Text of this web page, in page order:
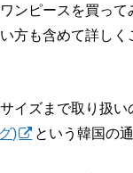
ンピースを買って
方も含めて詳しく
イズまで取り扱い
)
という韓国の